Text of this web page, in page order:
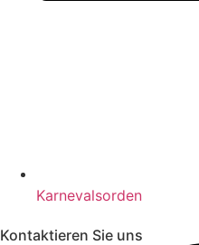
Karnevalsorden
Kontaktieren Sie uns